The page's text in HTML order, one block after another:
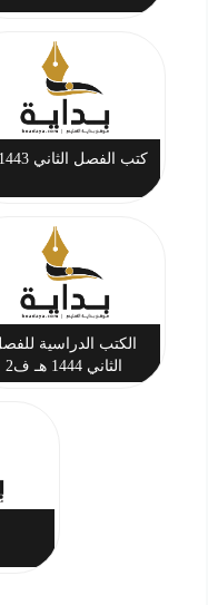
كتب الفصل الثاني 1443 هـ
الكتب الدراسية
الثاني 1444 هـ ف2